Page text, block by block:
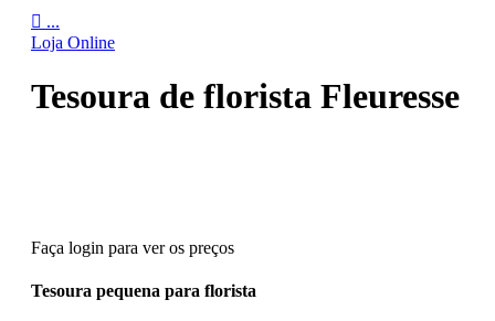
 ...
Loja Online
Tesoura de florista Fleuresse
Faça login para ver os preços
Tesoura pequena para florista